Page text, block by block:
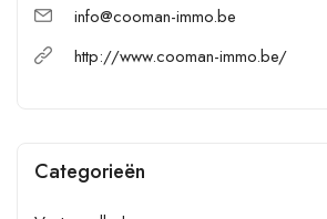
info@cooman-immo.be
http://www.cooman-immo.be/
Categorieën